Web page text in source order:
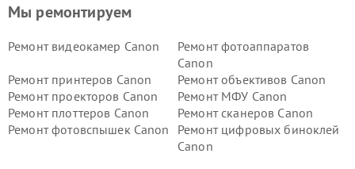
Мы ремонтируем
Ремонт видеокамер Canon
Ремонт фотоаппаратов
Canon
Ремонт принтеров Canon
Ремонт объективов Canon
Ремонт проекторов Canon
Ремонт МФУ Canon
Ремонт плоттеров Canon
Ремонт сканеров Canon
Ремонт фотовспышек Canon
Ремонт цифровых биноклей
Canon